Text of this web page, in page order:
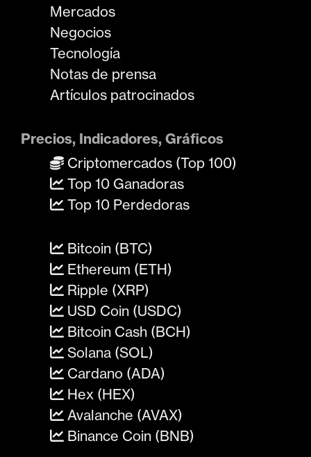
Mercados
Negocios
Tecnología
Notas de prensa
Artículos patrocinados
Precios, Indicadores, Gráficos
Criptomercados (Top 100)
Top 10 Ganadoras
Top 10 Perdedoras
Bitcoin (BTC)
Ethereum (ETH)
Ripple (XRP)
USD Coin (USDC)
Bitcoin Cash (BCH)
Solana (SOL)
Cardano (ADA)
Hex (HEX)
Avalanche (AVAX)
Binance Coin (BNB)